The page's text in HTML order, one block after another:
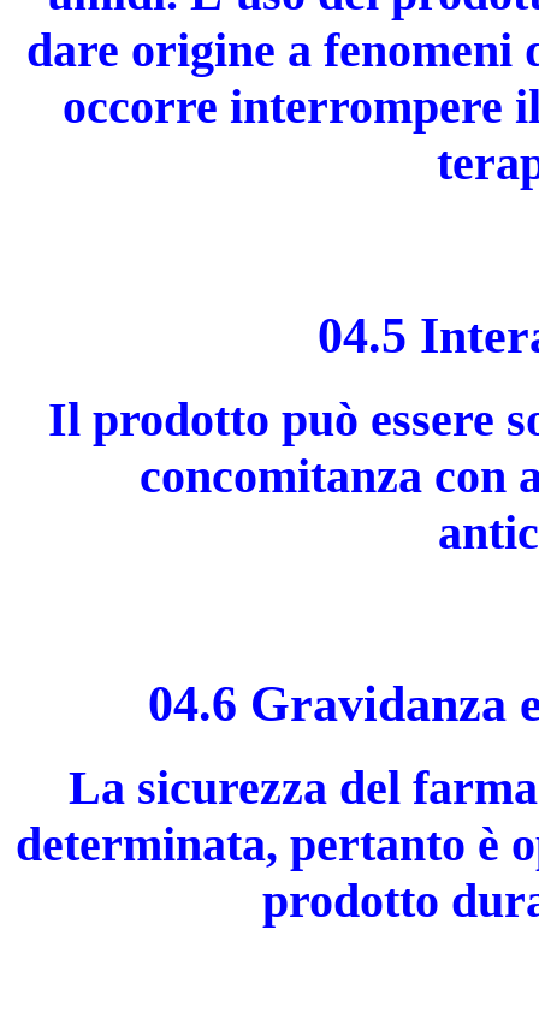
dare origine a fenome­ni
occorre interrompere
04.5
Il prodotto può essere
concomitanza con
04.6 Gravidanza
La sicurezza del
determinata, pertanto è
prodotto